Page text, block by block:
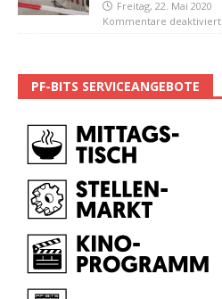
Freitag, 22. Mai 2020
Kommentare deaktiviert
PF-BITS SERVICEANGEBOTE